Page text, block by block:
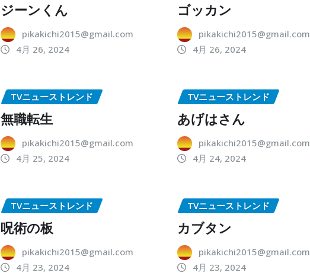
ジーンくん
pikakichi2015@gmail.com
4月 26, 2024
ゴッカン
pikakichi2015@gmail.com
4月 26, 2024
TVニューストレンド
無職転生
pikakichi2015@gmail.com
4月 25, 2024
TVニューストレンド
あげはさん
pikakichi2015@gmail.com
4月 24, 2024
TVニューストレンド
呪術の板
pikakichi2015@gmail.com
4月 23, 2024
TVニューストレンド
カブタン
pikakichi2015@gmail.com
4月 23, 2024